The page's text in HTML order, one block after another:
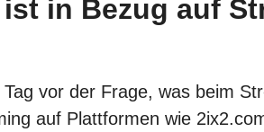
in Bezug auf
vor der Frage, was beim
auf Plattformen wie